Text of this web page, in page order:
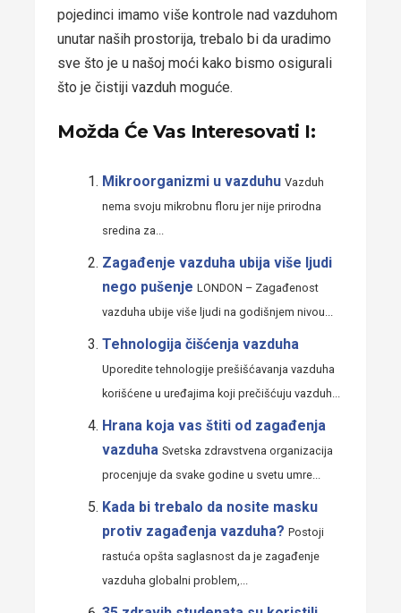
pojedinci imamo više kontrole nad vazduhom
unutar naših prostorija, trebalo bi da uradimo
sve što je u našoj moći kako bismo osigurali
što je čistiji vazduh moguće.
Možda Će Vas Interesovati I:
Mikroorganizmi u vazduhu Vazduh
nema svoju mikrobnu floru jer nije prirodna
sredina za...
Zagađenje vazduha ubija više ljudi
nego pušenje LONDON – Zagađenost
vazduha ubije više ljudi na godišnjem nivou...
Tehnologija čišćenja vazduha
Uporedite tehnologije prešišćavanja vazduha
korišćene u uređajima koji prečišćuju vazduh...
Hrana koja vas štiti od zagađenja
vazduha Svetska zdravstvena organizacija
procenjuje da svake godine u svetu umre...
Kada bi trebalo da nosite masku
protiv zagađenja vazduha? Postoji
rastuća opšta saglasnost da je zagađenje
vazduha globalni problem,...